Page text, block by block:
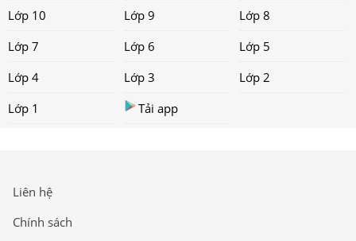
Lớp 10
Lớp 9
Lớp 8
Lớp 7
Lớp 6
Lớp 5
Lớp 4
Lớp 3
Lớp 2
Lớp 1
Tải app
Liên hệ
Chính sách